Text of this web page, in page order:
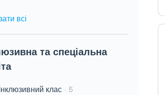
всі
та спеціальна
клас 5